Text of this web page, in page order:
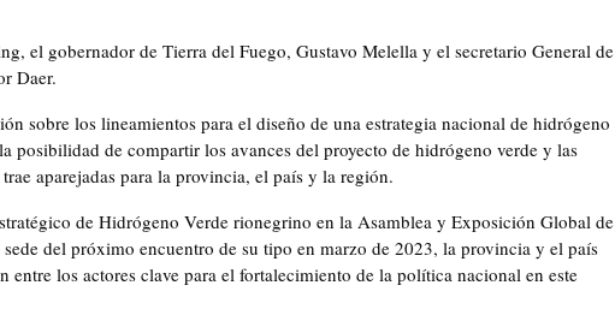
el gobernador de Tierra del Fuego, Gustavo Melella y el secretario General de
Daer.
sobre los lineamientos para el diseño de una estrategia nacional de hidrógeno
posibilidad de compartir los avances del proyecto de hidrógeno verde y las
aparejadas para la provincia, el país y la región.
de Hidrógeno Verde rionegrino en la Asamblea y Exposición Global de
del próximo encuentro de su tipo en marzo de 2023, la provincia y el país
los actores clave para el fortalecimiento de la política nacional en este